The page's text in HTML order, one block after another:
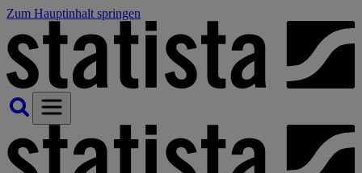
Zum Hauptinhalt springen